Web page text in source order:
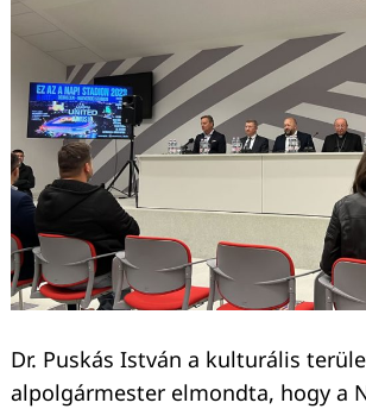
Dr. Puskás István a kulturális
alpolgármester elmondta, hogy a